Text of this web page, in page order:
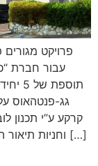
פרויקט
גג-פנטהאוס
קרקע ע”י תכנון
וחניות תיאור הפרויקט תיאור הפרויקט פרויקט מגורים מבנה […]